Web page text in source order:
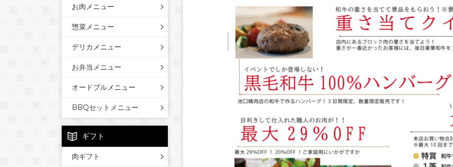
お肉メニュー
惣菜メニュー
デリカメニュー
お弁当メニュー
オードブルメニュー
BBQセットメニュー
ギフト
肉ギフト